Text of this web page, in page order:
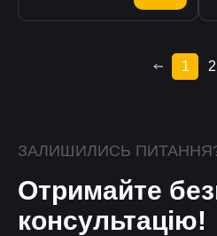
1 2
ЗАЛИШИЛИСЬ
Отримайте
консультацію!